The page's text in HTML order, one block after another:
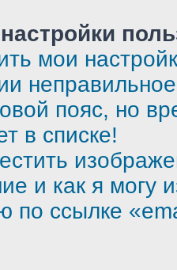
мои
пояс, но
в списке!
и как я могу
по ссылке